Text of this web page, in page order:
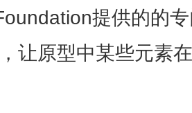
提供的的
让原型中某些元素